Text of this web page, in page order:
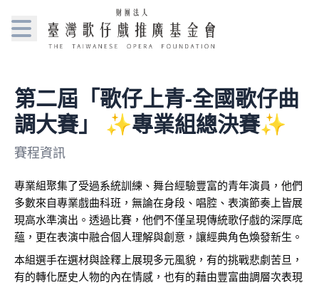
第二屆「歌仔上青-全國歌仔曲
調大賽」 ✨專業組總決賽✨
賽程資訊
專業組聚集了受過系統訓練、舞台經驗豐富的青年演員，他們
多數來自專業戲曲科班，無論在身段、唱腔、表演節奏上皆展
現高水準演出。透過比賽，他們不僅呈現傳統歌仔戲的深厚底
蘊，更在表演中融合個人理解與創意，讓經典角色煥發新生。
本組選手在選材與詮釋上展現多元風貌，有的挑戰悲劇苦旦，
有的轉化歷史人物的內在情感，也有的藉由豐富曲調層次表現